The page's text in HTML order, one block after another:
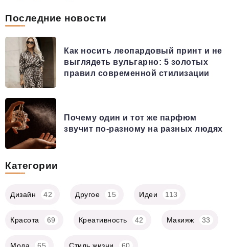
Последние новости
Как носить леопардовый принт и не
выглядеть вульгарно: 5 золотых
правил современной стилизации
Почему один и тот же парфюм
звучит по-разному на разных людях
Категории
Дизайн 42 Другое 15 Идеи 113
Красота 69 Креативность 42 Макияж 33